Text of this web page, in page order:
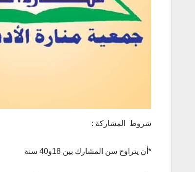
شروط المشاركة :
*أن يتراوح سن المشارك بين 18و40 سنة